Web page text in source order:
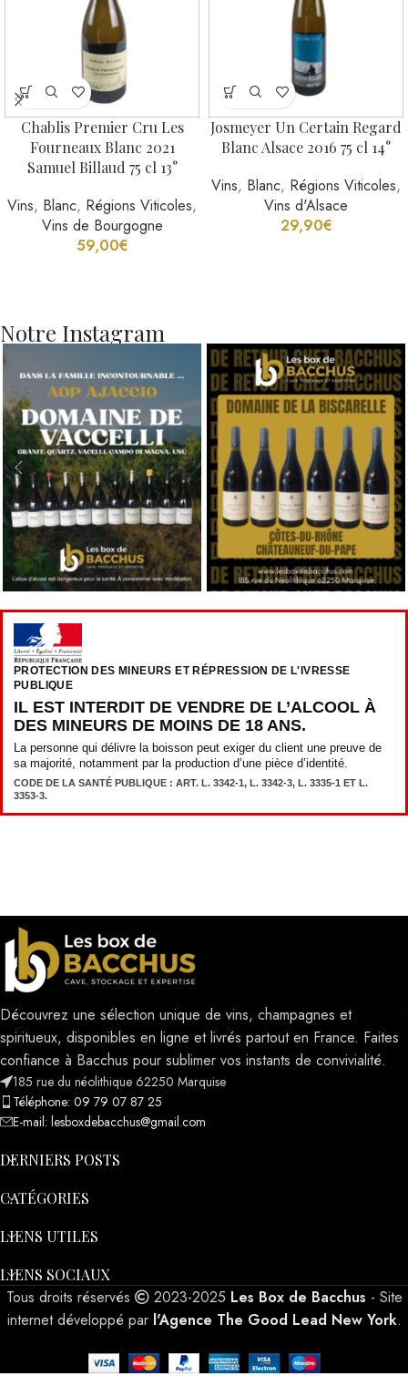
Chablis Premier Cru Les
Fourneaux Blanc 2021
Samuel Billaud 75 cl 13°
Vins, Blanc, Régions Viticoles,
Vins de Bourgogne
59,00€
Josmeyer Un Certain Regard
Blanc Alsace 2016 75 cl 14°
Vins, Blanc, Régions Viticoles,
Vins d'Alsace
29,90€
Notre Instagram
PROTECTION DES MINEURS ET RÉPRESSION DE L'IVRESSE
PUBLIQUE
IL EST INTERDIT DE VENDRE DE L’ALCOOL À
DES MINEURS DE MOINS DE 18 ANS.
La personne qui délivre la boisson peut exiger du client une preuve de
sa majorité, notamment par la production d’une pièce d’identité.
CODE DE LA SANTÉ PUBLIQUE : ART. L. 3342-1, L. 3342-3, L. 3335-1 ET L.
3353-3.
Découvrez une sélection unique de vins, champagnes et
spiritueux, disponibles en ligne et livrés partout en France. Faites
confiance à Bacchus pour sublimer vos instants de convivialité.
185 rue du néolithique 62250 Marquise
Téléphone: 09 79 07 87 25
E-mail: lesboxdebacchus@gmail.com
DERNIERS POSTS
CATÉGORIES
LIENS UTILES
LIENS SOCIAUX
Tous droits réservés 2023-2025 Les Box de Bacchus - Site
internet développé par l'Agence The Good Lead New York.